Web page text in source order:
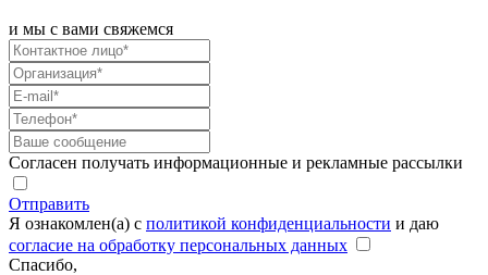
и мы с вами свяжемся
Согласен получать информационные и рекламные рассылки
Отправить
Я ознакомлен(а) с политикой конфиденциальности и даю
согласие на обработку персональных данных
Спасибо,